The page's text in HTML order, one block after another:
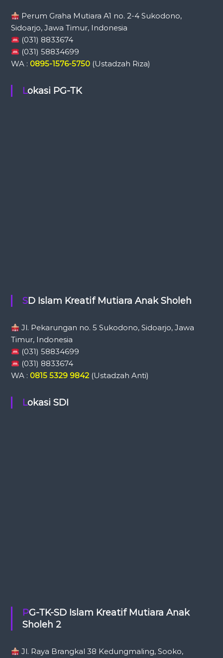
Perum Graha Mutiara A1 no. 2-4 Sukodono,
Sidoarjo, Jawa Timur, Indonesia
(031) 8833674
(031) 58834699
WA : 0895-1576-5750(Ustadzah Riza)
Lokasi PG-TK
SD Islam Kreatif Mutiara Anak Sholeh
Jl. Pekarungan no. 5 Sukodono, Sidoarjo, Jawa
Timur, Indonesia
(031) 58834699
(031) 8833674
WA : 0815 5329 9842(Ustadzah Anti)
Lokasi SDI
PG-TK-SD Islam Kreatif Mutiara Anak
Sholeh 2
Jl. Raya Brangkal 38 Kedungmaling, Sooko,